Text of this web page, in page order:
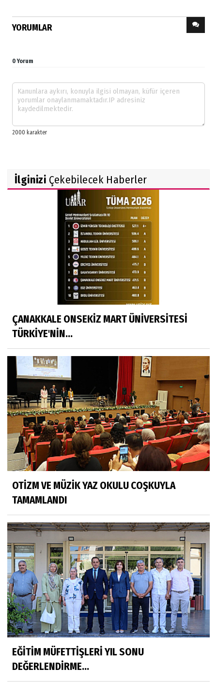
YORUMLAR
0 Yorum
İlginizi Çekebilecek Haberler
ÇANAKKALE ONSEKİZ MART ÜNİVERSİTESİ
TÜRKİYE'NİN...
OTİZM VE MÜZİK YAZ OKULU COŞKUYLA
TAMAMLANDI
EĞİTİM MÜFETTİŞLERİ YIL SONU
DEĞERLENDİRME...